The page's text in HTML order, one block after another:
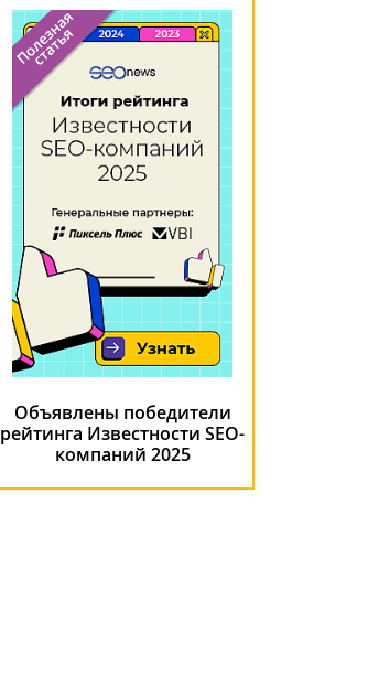
Объявлены победители
рейтинга Известности SEO-
компаний 2025